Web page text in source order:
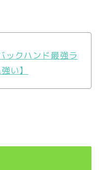
ックハンド最強ラ
い】